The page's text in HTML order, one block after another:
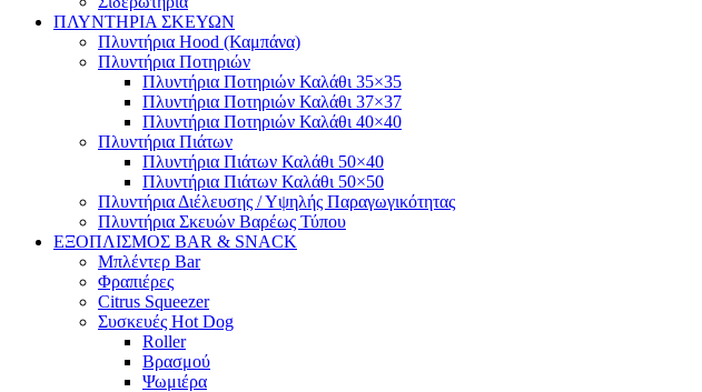
ΠΛΥΝΤΗΡΙΑ ΣΚΕΥΩΝ
Πλυντήρια Hood (Καμπάνα)
Πλυντήρια Ποτηριών
Πλυντήρια Ποτηριών Καλάθι 35×35
Πλυντήρια Ποτηριών Καλάθι 37×37
Πλυντήρια Ποτηριών Καλάθι 40×40
Πλυντήρια Πιάτων
Πλυντήρια Πιάτων Καλάθι 50×40
Πλυντήρια Πιάτων Καλάθι 50×50
Πλυντήρια Διέλευσης / Υψηλής Παραγωγικότητας
Πλυντήρια Σκευών Βαρέως Τύπου
ΕΞΟΠΛΙΣΜΟΣ BAR & SNACK
Μπλέντερ Bar
Φραπιέρες
Citrus Squeezer
Συσκευές Hot Dog
Roller
Βρασμού
Ψωμιέρα